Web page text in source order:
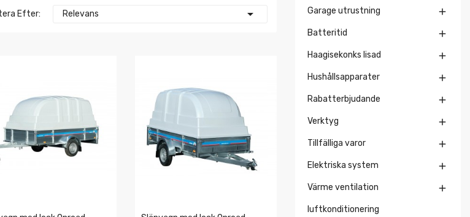
Efter: Relevans  Garage utrustning 
Batteritid 
Haagisekonks lisad 
Hushållsapparater 
Rabatterbjudande 
Verktyg 
Tillfälliga varor 
Elektriska system 
Värme ventilation
luftkonditionering
